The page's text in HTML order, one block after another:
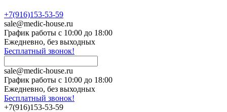
+7(916)153-53-59
sale@medic-house.ru
График работы с 10:00 до 18:00
Ежедневно, без выходных
Бесплатный звонок!
sale@medic-house.ru
График работы с 10:00 до 18:00
Ежедневно, без выходных
Бесплатный звонок!
+7(916)153-53-59